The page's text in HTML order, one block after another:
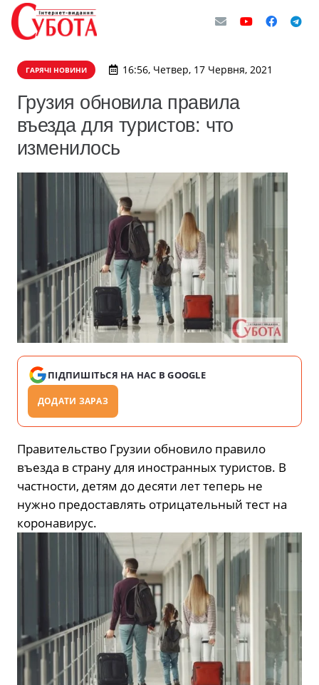
ГАРЯЧІ НОВИНИ 16:56, Четвер, 17 Червня, 2021
Грузия обновила правила
въезда для туристов: что
изменилось
ПІДПИШІТЬСЯ НА НАС В GOOGLE
ДОДАТИ ЗАРАЗ
Правительство Грузии обновило правило
въезда в страну для иностранных туристов. В
частности, детям до десяти лет теперь не
нужно предоставлять отрицательный тест на
коронавирус.